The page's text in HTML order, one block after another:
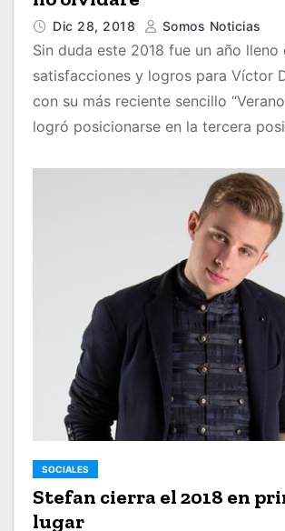
Dic 28, 2018 Somos Noticias
Sin duda este 2018 fue un año lleno
satisfacciones y logros para Víctor
con su más reciente sencillo
logró posicionarse en la tercera
SOCIALES
Stefan cierra el 2018 en
lugar